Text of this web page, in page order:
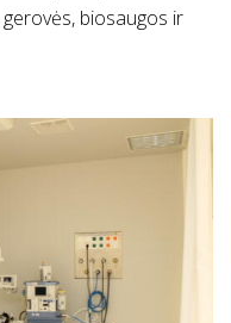
biosaugos ir